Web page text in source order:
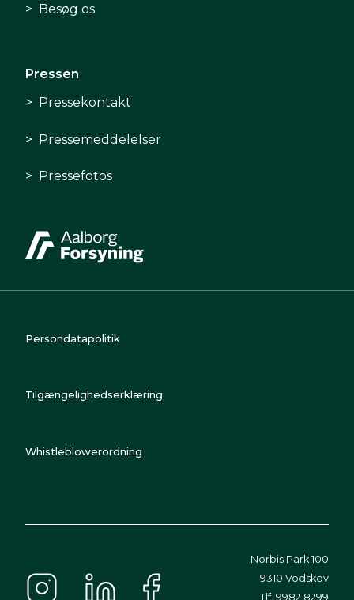
Besøg os
Pressen
Pressekontakt
Pressemeddelelser
Pressefotos
Persondatapolitik
Tilgængelighedserklæring
Whistleblowerordning
Norbis Park 100
9310 Vodskov
Tlf. 9982 8299